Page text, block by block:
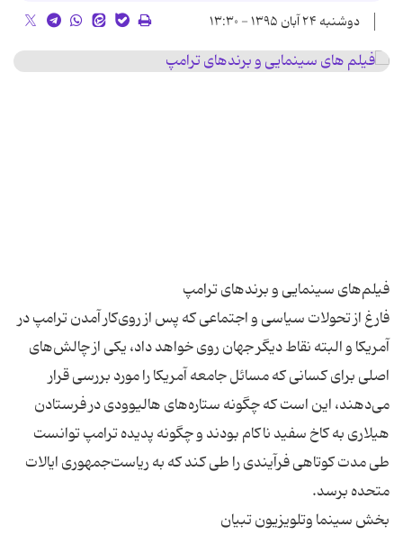
دوشنبه ۲۴ آبان ۱۳۹۵ - ۱۳:۳۰
فارغ از تحولات سیاسی و اجتماعی که پس از روی‌کار آمدن ترامپ در
آمریکا و البته نقاط دیگر جهان روی خواهد داد، یکی از چالش‌های
اصلی برای کسانی که مسائل جامعه آمریکا را مورد بررسی قرار
می‌دهند، این است که چگونه ستاره‌های هالیوودی در فرستادن
هیلاری به کاخ سفید ناکام بودند و چگونه پدیده ترامپ توانست
طی مدت کوتاهی فرآیندی را طی کند که به ریاست‌جمهوری ایالات